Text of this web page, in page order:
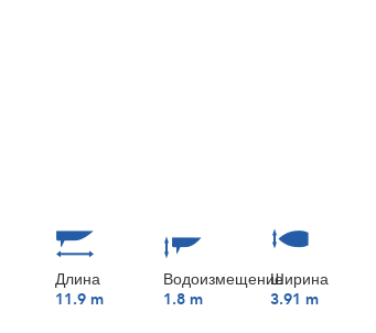
Длина
11.9 m
Водоизмещение
1.8 m
Ширина
3.91 m